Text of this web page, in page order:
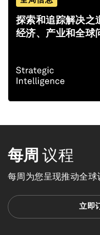
探索和追踪解决之
经济、产业和全球
每周 议程
每周为您呈现推动全球
立即